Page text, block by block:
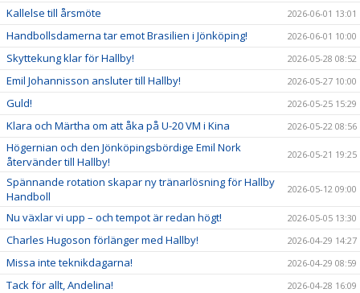
Kallelse till årsmöte 2026-06-01 13:01
Handbollsdamerna tar emot Brasilien i Jönköping! 2026-06-01 10:00
Skyttekung klar för Hallby! 2026-05-28 08:52
Emil Johannisson ansluter till Hallby! 2026-05-27 10:00
Guld! 2026-05-25 15:29
Klara och Märtha om att åka på U-20 VM i Kina 2026-05-22 08:56
Högernian och den Jönköpingsbördige Emil Nork
återvänder till Hallby!
2026-05-21 19:25
Spännande rotation skapar ny tränarlösning för Hallby
Handboll
2026-05-12 09:00
Nu växlar vi upp – och tempot är redan högt! 2026-05-05 13:30
Charles Hugoson förlänger med Hallby! 2026-04-29 14:27
Missa inte teknikdagarna! 2026-04-29 08:59
Tack för allt, Andelina! 2026-04-28 16:09